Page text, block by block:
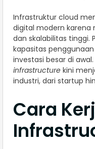
Infrastruktur cloud
digital modern karena
dan skalabilitas tinggi.
kapasitas
investasi besar di
infrastructure kini
industri, dari startup
Cara